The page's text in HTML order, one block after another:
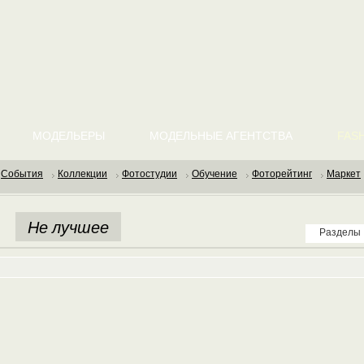
МОДЕЛЬЕРЫ МОДЕЛЬНЫЕ АГЕНТСТВА
События Коллекции Фотостудии Обучение Фоторейтинг Маркет
Разделы
Не лучшее